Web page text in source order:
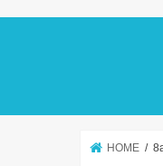
HOME